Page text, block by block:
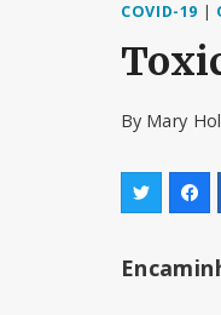
COVID-19 |
By Mary